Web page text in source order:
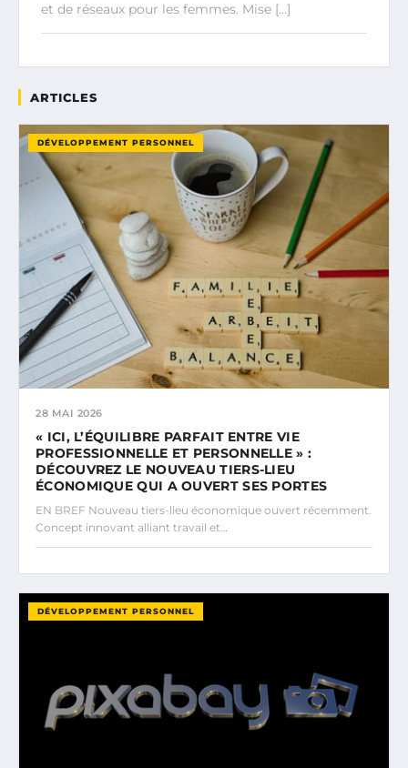
et de réseaux pour les femmes. Mise […]
ARTICLES
DÉVELOPPEMENT PERSONNEL
28 MAI 2026
« ICI, L’ÉQUILIBRE PARFAIT ENTRE VIE
PROFESSIONNELLE ET PERSONNELLE » :
DÉCOUVREZ LE NOUVEAU TIERS-LIEU
ÉCONOMIQUE QUI A OUVERT SES PORTES
EN BREF Nouveau tiers-lieu économique ouvert récemment.
Concept innovant alliant travail et…
DÉVELOPPEMENT PERSONNEL